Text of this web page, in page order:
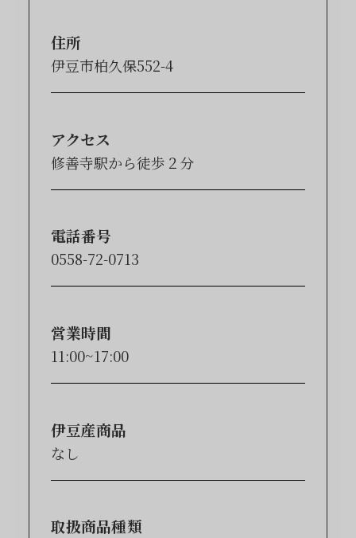
住所
伊豆市柏久保552-4
アクセス
修善寺駅から徒歩２分
電話番号
0558-72-0713
営業時間
11:00~17:00
伊豆産商品
なし
取扱商品種類